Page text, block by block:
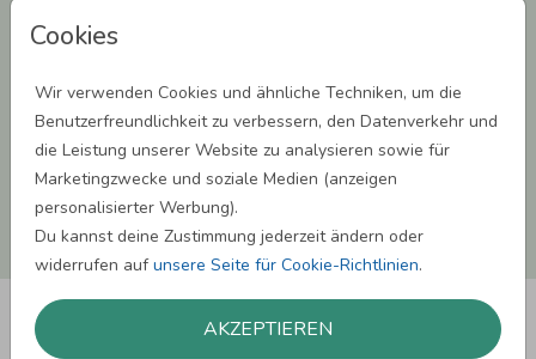
Cookies
Wir verwenden Cookies und ähnliche Techniken, um die
Benutzerfreundlichkeit zu verbessern, den Datenverkehr und
die Leistung unserer Website zu analysieren sowie für
Marketingzwecke und soziale Medien (anzeigen
personalisierter Werbung).
Du kannst deine Zustimmung jederzeit ändern oder
widerrufen aufunsere Seite für Cookie-Richtlinien.
AKZEPTIEREN
Einwilligung zur Datennutzung für Marketingzwecke: Hiermit willigst Du ein,
Produktinformationen zu Deinen Interessen auf anderen Plattformen wie
Facebook und Google anzeigen. Um Dir diesen Service anbieten zu können,
wenn erforderlich. Du kannst diese Einwilligung jederzeit widerrufen. Weitere
Informationen erhätst Du in unserer Datenschutzerklärung.
ANMELDEN